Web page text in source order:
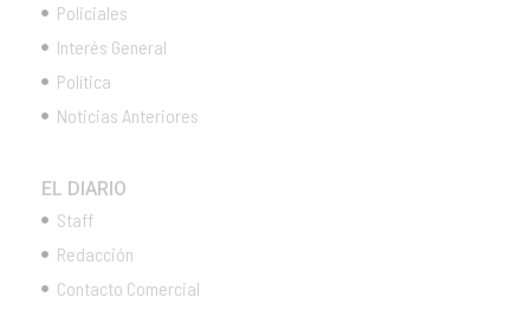
Policiales
Interés General
Política
Noticias Anteriores
EL DIARIO
Staff
Redacción
Contacto Comercial